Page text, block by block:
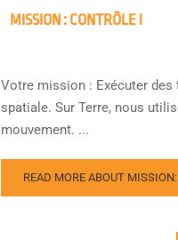
MISSION : CONTRÔLE !
Votre mission : Exécuter
spatiale. Sur Terre, nous
mouvement. ...
READ MORE ABOUT